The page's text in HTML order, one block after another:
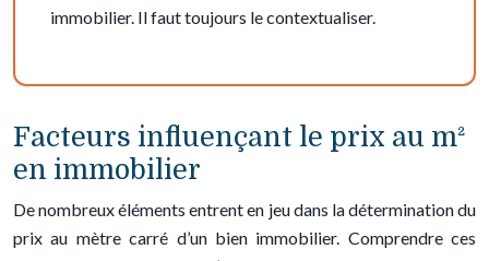
immobilier. Il faut toujours le contextualiser.
Facteurs influençant le prix au m²
en immobilier
De nombreux éléments entrent en jeu dans la détermination du
prix au mètre carré d’un bien immobilier. Comprendre ces